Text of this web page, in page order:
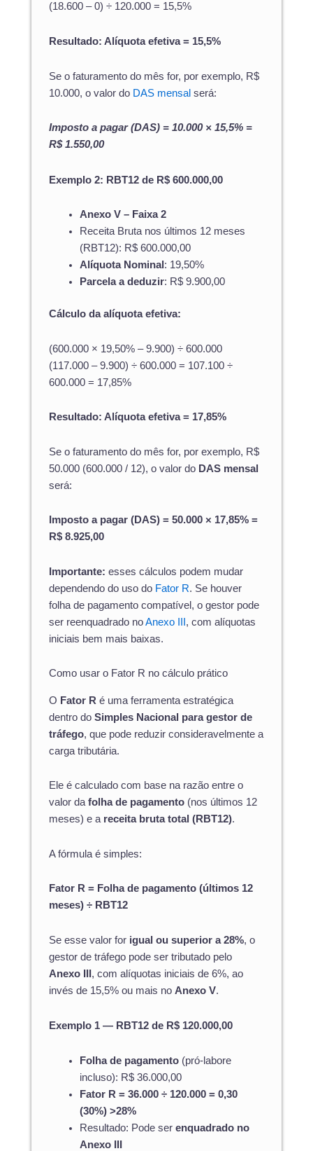
(18.600 – 0) ÷ 120.000 = 15,5%
Resultado: Alíquota efetiva = 15,5%
Se o faturamento do mês for, por exemplo, R$
10.000, o valor do DAS mensal será:
Imposto a pagar (DAS) = 10.000 × 15,5% =
R$ 1.550,00
Exemplo 2: RBT12 de R$ 600.000,00
Anexo V – Faixa 2
Receita Bruta nos últimos 12 meses
(RBT12): R$ 600.000,00
Alíquota Nominal : 19,50%
Parcela a deduzir: R$ 9.900,00
Cálculo da alíquota efetiva:
(600.000 × 19,50% – 9.900) ÷ 600.000
(117.000 – 9.900) ÷ 600.000 = 107.100 ÷
600.000 = 17,85%
Resultado: Alíquota efetiva = 17,85%
Se o faturamento do mês for, por exemplo, R$
50.000 (600.000 / 12), o valor do DAS mensal
será:
Imposto a pagar (DAS) = 50.000 × 17,85% =
R$ 8.925,00
Importante: esses cálculos podem mudar
dependendo do uso do Fator R. Se houver
folha de pagamento compatível, o gestor pode
ser reenquadrado noAnexo III , com alíquotas
iniciais bem mais baixas.
Como usar o Fator R no cálculo prático
O Fator R é uma ferramenta estratégica
dentro do Simples Nacional para gestor de
tráfego, que pode reduzir consideravelmente a
carga tributária.
Ele é calculado com base na razão entre o
valor da folha de pagamento (nos últimos 12
meses) e a receita bruta total (RBT12).
A fórmula é simples:
Fator R = Folha de pagamento (últimos 12
meses) ÷ RBT12
Se esse valor for igual ou superior a 28%, o
gestor de tráfego pode ser tributado pelo
Anexo III , com alíquotas iniciais de 6%, ao
invés de 15,5% ou mais no Anexo V.
Exemplo 1 — RBT12 de R$ 120.000,00
Folha de pagamento(pró-labore
incluso): R$ 36.000,00
Fator R = 36.000 ÷ 120.000 = 0,30
(30%) >28%
Resultado: Pode ser enquadrado no
Anexo III